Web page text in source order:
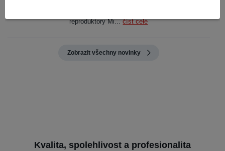
reproduktory Mi...číst celé
Zobrazit všechny novinky
Kvalita, spolehlivost a profesionalita